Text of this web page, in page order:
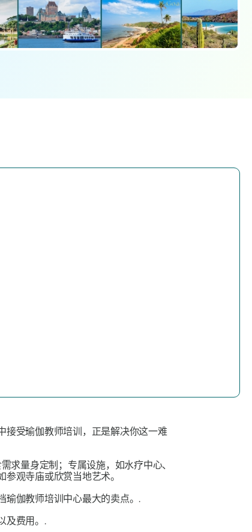
接受瑜伽教师培训，正是解决你这一难
求量身定制；专属设施，如水疗中心、
观寺庙或欣赏当地艺术。
瑜伽教师培训中心最大的卖点。.
及费用。.